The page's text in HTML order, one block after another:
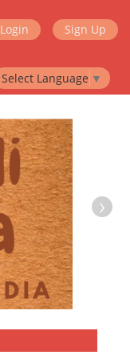
Login Sign Up
Select Language ▼
›